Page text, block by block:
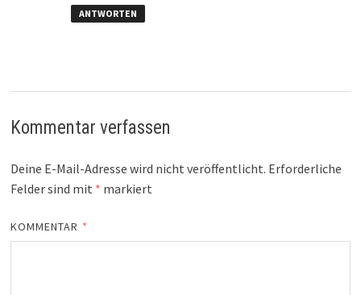
ANTWORTEN
Kommentar verfassen
Deine E-Mail-Adresse wird nicht veröffentlicht. Erforderliche
Felder sind mit * markiert
KOMMENTAR *